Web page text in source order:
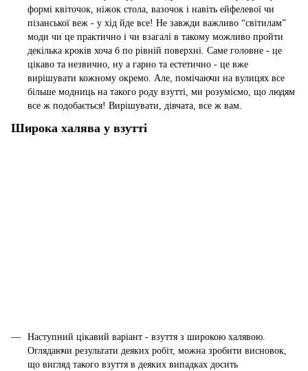
формі квіточок, ніжок стола, вазочок і навіть ейфелевої чи
пізанської веж - у хід йде все! Не завжди важливо “світилам”
моди чи це практично і чи взагалі в такому можливо пройти
декілька кроків хоча б по рівній поверхні. Саме головне - це
цікаво та незвично, ну а гарно та естетично - це вже
вирішувати кожному окремо. Але, помічаючи на вулицях все
більше модниць на такого роду взутті, ми розуміємо, що людям
все ж подобається! Вирішувати, дівчата, все ж вам.
Широка халява у взутті
Наступний цікавий варіант - взуття з широкою халявою.
Оглядаючи результати деяких робіт, можна зробити висновок,
що вигляд такого взуття в деяких випадках досить